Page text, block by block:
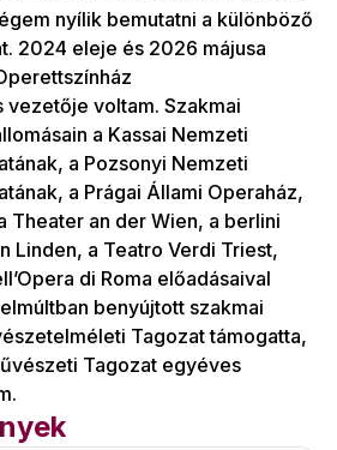
nyílik bemutatni a különböző
2024 eleje és 2026 májusa
vezetője voltam. Szakmai
a Kassai Nemzeti
a Pozsonyi Nemzeti
a Prágai Állami Operaház,
Theater an der Wien, a berlini
Linden, a Teatro Verdi Triest,
di Roma előadásaival
benyújtott szakmai
Tagozat támogatta,
Tagozat egyéves